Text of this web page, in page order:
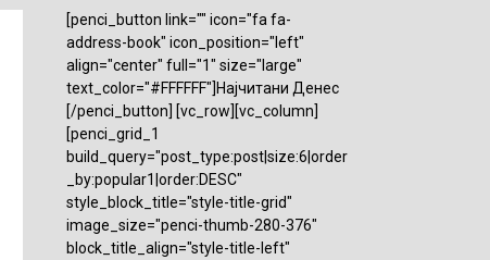
[penci_button link="" icon="fa fa-
address-book" icon_position="left"
align="center" full="1" size="large"
text_color="#FFFFFF"]Најчитани Денес
[/penci_button] [vc_row][vc_column]
[penci_grid_1
build_query="post_type:post|size:6|order
_by:popular1|order:DESC"
style_block_title="style-title-grid"
image_size="penci-thumb-280-376"
block_title_align="style-title-left"